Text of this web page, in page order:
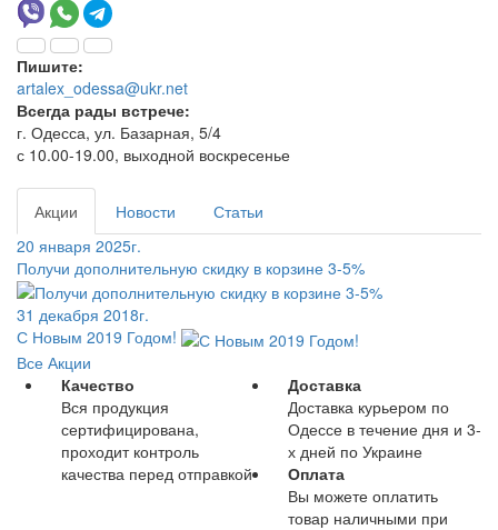
Пишите:
artalex_odessa@ukr.net
Всегда рады встрече:
г. Одесса, ул. Базарная, 5/4
с 10.00-19.00, выходной воскресенье
Акции Новости
Статьи
20 января 2025г.
Получи дополнительную скидку в корзине 3-5%
31 декабря 2018г.
С Новым 2019 Годом!
Все Акции
Качество
Вся продукция
сертифицирована,
проходит контроль
качества перед отправкой
Доставка
Доставка курьером по
Одессе в течение дня и 3-
х дней по Украине
Оплата
Вы можете оплатить
товар наличными при